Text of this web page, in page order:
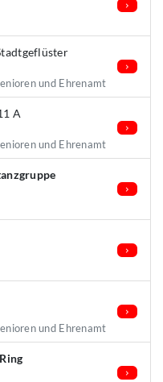
und Ehrenamt
A
und Ehrenamt
und Ehrenamt